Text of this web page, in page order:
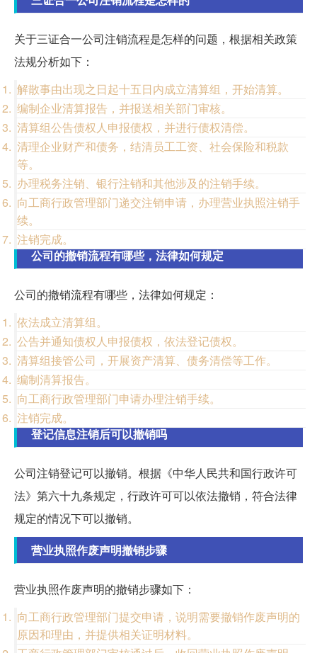
关于三证合一公司注销流程是怎样的问题，根据相关政策
法规分析如下：
解散事由出现之日起十五日内成立清算组，开始清算。
编制企业清算报告，并报送相关部门审核。
清算组公告债权人申报债权，并进行债权清偿。
清理企业财产和债务，结清员工工资、社会保险和税款
等。
办理税务注销、银行注销和其他涉及的注销手续。
向工商行政管理部门递交注销申请，办理营业执照注销手
续。
注销完成。
公司的撤销流程有哪些，法律如何规定
公司的撤销流程有哪些，法律如何规定：
依法成立清算组。
公告并通知债权人申报债权，依法登记债权。
清算组接管公司，开展资产清算、债务清偿等工作。
编制清算报告。
向工商行政管理部门申请办理注销手续。
注销完成。
登记信息注销后可以撤销吗
公司注销登记可以撤销。根据《中华人民共和国行政许可
法》第六十九条规定，行政许可可以依法撤销，符合法律
规定的情况下可以撤销。
营业执照作废声明撤销步骤
营业执照作废声明的撤销步骤如下：
向工商行政管理部门提交申请，说明需要撤销作废声明的
原因和理由，并提供相关证明材料。